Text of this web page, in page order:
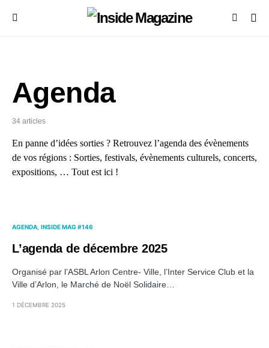
Agenda
34 articles
En panne d’idées sorties ? Retrouvez l’agenda des évènements
de vos régions : Sorties, festivals, évènements culturels, concerts,
expositions, … Tout est ici !
AGENDA INSIDE MAG #146
L’agenda de décembre 2025
Organisé par l’ASBL Arlon Centre- Ville, l’Inter Service Club et la
Ville d’Arlon, le Marché de Noël Solidaire…
1 DÉCEMBRE 2025